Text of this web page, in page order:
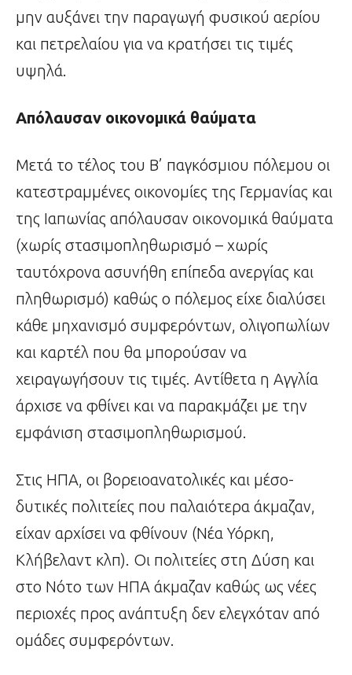
μην αυξάνει την παραγωγή φυσικού αερίου
και πετρελαίου για να κρατήσει τις τιμές
υψηλά.
Απόλαυσαν οικονομικά θαύματα
Μετά το τέλος του Β’ παγκόσμιου πόλεμου οι
κατεστραμμένες οικονομίες της Γερμανίας και
της Ιαπωνίας απόλαυσαν οικονομικά θαύματα
(χωρίς στασιμοπληθωρισμό – χωρίς
ταυτόχρονα ασυνήθη επίπεδα ανεργίας και
πληθωρισμό) καθώς ο πόλεμος είχε διαλύσει
κάθε μηχανισμό συμφερόντων, ολιγοπωλίων
και καρτέλ που θα μπορούσαν να
χειραγωγήσουν τις τιμές. Αντίθετα η Αγγλία
άρχισε να φθίνει και να παρακμάζει με την
εμφάνιση στασιμοπληθωρισμού.
Στις ΗΠΑ, οι βορειοανατολικές και μέσο-
δυτικές πολιτείες που παλαιότερα άκμαζαν,
είχαν αρχίσει να φθίνουν (Νέα Υόρκη,
Κλήβελαντ κλπ). Οι πολιτείες στη Δύση και
στο Νότο των ΗΠΑ άκμαζαν καθώς ως νέες
περιοχές προς ανάπτυξη δεν ελεγχόταν από
ομάδες συμφερόντων.